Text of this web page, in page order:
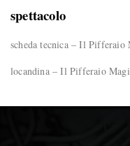
spettacolo
scheda tecnica – Il Pifferaio
locandina – Il Pifferaio